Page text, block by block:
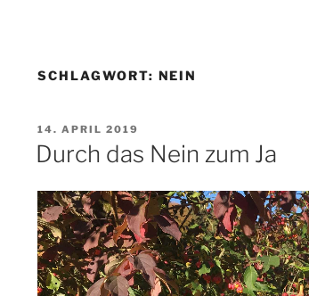
SCHLAGWORT: NEIN
VERÖFFENTLICHT
AM
14. APRIL 2019
Durch das Nein zum Ja